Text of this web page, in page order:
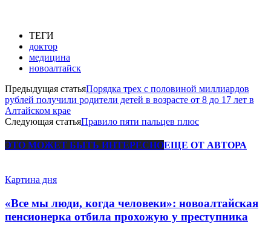
ТЕГИ
доктор
медицина
новоалтайск
Предыдущая статьяПорядка трех с половиной миллиардов
рублей получили родители детей в возрасте от 8 до 17 лет в
Алтайском крае
Следующая статьяПравило пяти пальцев плюс
ЭТО МОЖЕТ БЫТЬ ИНТЕРЕСНОЕЩЕ ОТ АВТОРА
Картина дня
«Все мы люди, когда человеки»: новоалтайская
пенсионерка отбила прохожую у преступника